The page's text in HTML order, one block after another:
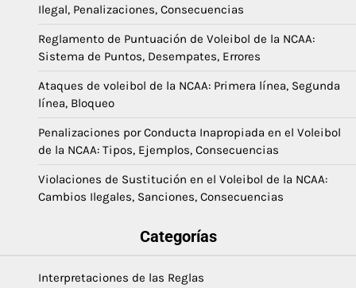
Ilegal, Penalizaciones, Consecuencias
Reglamento de Puntuación de Voleibol de la NCAA:
Sistema de Puntos, Desempates, Errores
Ataques de voleibol de la NCAA: Primera línea, Segunda
línea, Bloqueo
Penalizaciones por Conducta Inapropiada en el Voleibol
de la NCAA: Tipos, Ejemplos, Consecuencias
Violaciones de Sustitución en el Voleibol de la NCAA:
Cambios Ilegales, Sanciones, Consecuencias
Categorías
Interpretaciones de las Reglas